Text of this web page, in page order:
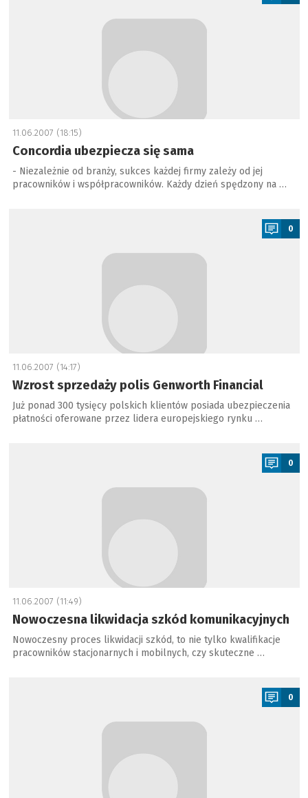
11.06.2007 (18:15)
Concordia ubezpiecza się sama
- Niezależnie od branży, sukces każdej firmy zależy od jej
pracowników i współpracowników. Każdy dzień spędzony na …
0
11.06.2007 (14:17)
Wzrost sprzedaży polis Genworth Financial
Już ponad 300 tysięcy polskich klientów posiada ubezpieczenia
płatności oferowane przez lidera europejskiego rynku …
0
11.06.2007 (11:49)
Nowoczesna likwidacja szkód komunikacyjnych
Nowoczesny proces likwidacji szkód, to nie tylko kwalifikacje
pracowników stacjonarnych i mobilnych, czy skuteczne …
0